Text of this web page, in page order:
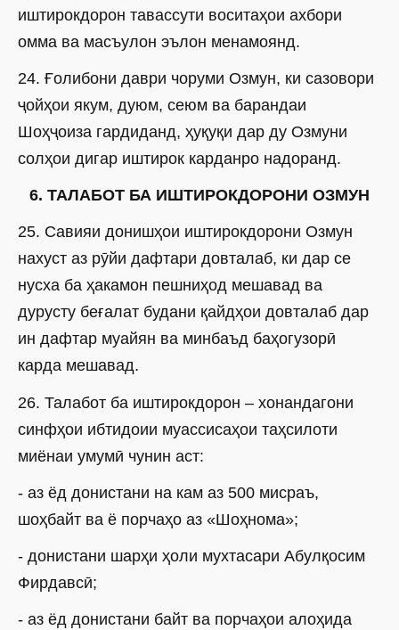
иштирокдорон тавассути воситаҳои ахбори
омма ва масъулон эълон менамоянд.
24. Ғолибони даври чоруми Озмун, ки сазовори
ҷойҳои якум, дуюм, сеюм ва барандаи
Шоҳҷоиза гардиданд, ҳуқуқи дар ду Озмуни
солҳои дигар иштирок карданро надоранд.
6. ТАЛАБОТ БА ИШТИРОКДОРОНИ ОЗМУН
25. Савияи донишҳои иштирокдорони Озмун
нахуст аз рӯйи дафтари довталаб, ки дар се
нусха ба ҳакамон пешниҳод мешавад ва
дурусту беғалат будани қайдҳои довталаб дар
ин дафтар муайян ва минбаъд баҳогузорӣ
карда мешавад.
26. Талабот ба иштирокдорон – хонандагони
синфҳои ибтидоии муассисаҳои таҳсилоти
миёнаи умумӣ чунин аст:
- аз ёд донистани на кам аз 500 мисраъ,
шоҳбайт ва ё порчаҳо аз «Шоҳнома»;
- донистани шарҳи ҳоли мухтасари Абулқосим
Фирдавсӣ;
- аз ёд донистани байт ва порчаҳои алоҳида